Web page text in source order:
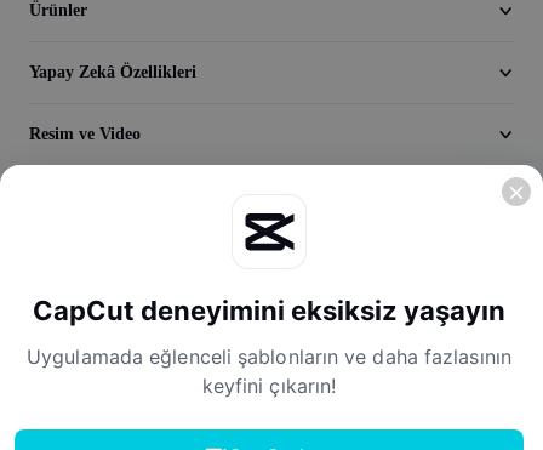
Video Düzenleyici
Videoyu Kesme
Ürünler
Yapay Zekâ Özellikleri
Resim ve Video
CapCut deneyimini eksiksiz yaşayın
Uygulamada eğlenceli şablonların ve daha fazlasının
keyfini çıkarın!